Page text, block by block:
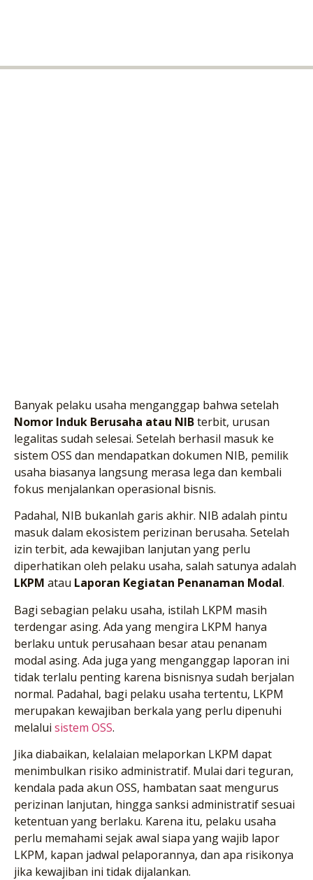
Banyak pelaku usaha menganggap bahwa setelah
Nomor Induk Berusaha atau NIBterbit, urusan
legalitas sudah selesai. Setelah berhasil masuk ke
sistem OSS dan mendapatkan dokumen NIB, pemilik
usaha biasanya langsung merasa lega dan kembali
fokus menjalankan operasional bisnis.
Padahal, NIB bukanlah garis akhir. NIB adalah pintu
masuk dalam ekosistem perizinan berusaha. Setelah
izin terbit, ada kewajiban lanjutan yang perlu
diperhatikan oleh pelaku usaha, salah satunya adalah
LKPM atau Laporan Kegiatan Penanaman Modal.
Bagi sebagian pelaku usaha, istilah LKPM masih
terdengar asing. Ada yang mengira LKPM hanya
berlaku untuk perusahaan besar atau penanam
modal asing. Ada juga yang menganggap laporan ini
tidak terlalu penting karena bisnisnya sudah berjalan
normal. Padahal, bagi pelaku usaha tertentu, LKPM
merupakan kewajiban berkala yang perlu dipenuhi
melalui sistem OSS.
Jika diabaikan, kelalaian melaporkan LKPM dapat
menimbulkan risiko administratif. Mulai dari teguran,
kendala pada akun OSS, hambatan saat mengurus
perizinan lanjutan, hingga sanksi administratif sesuai
ketentuan yang berlaku. Karena itu, pelaku usaha
perlu memahami sejak awal siapa yang wajib lapor
LKPM, kapan jadwal pelaporannya, dan apa risikonya
jika kewajiban ini tidak dijalankan.